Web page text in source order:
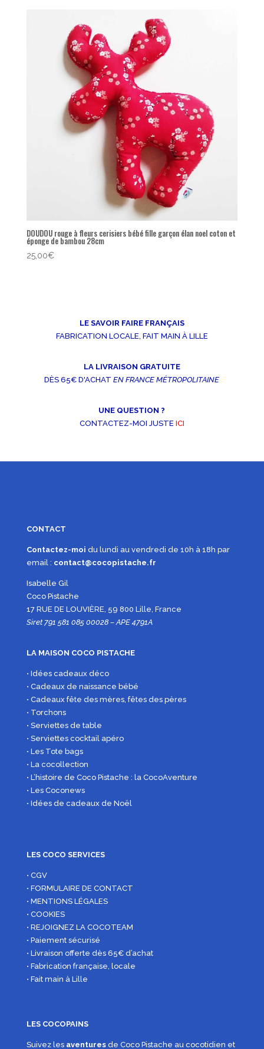
DOUDOU rouge à fleurs cerisiers bébé fille garçon élan noel coton et
éponge de bambou 28cm
25,00€
LE SAVOIR FAIRE FRANÇAIS
FABRICATION LOCALE, FAIT MAIN À LILLE
LA LIVRAISON GRATUITE
DÈS 65€ D'ACHATEN FRANCE MÉTROPOLITAINE
UNE QUESTION ?
CONTACTEZ-MOI JUSTE ICI
CONTACT
Contactez-moi du lundi au vendredi de 10h à 18h par
email : contact@cocopistache.fr
Isabelle Gil
Coco Pistache
17 RUE DE LOUVIÈRE, 59 800 Lille, France
Siret 791 581 085 00028 – APE 4791A
LA MAISON COCO PISTACHE
• Idées cadeaux déco
• Cadeaux de naissance bébé
• Cadeaux fête des mères, fêtes des pères
• Torchons
• Serviettes de table
• Serviettes cocktail apéro
• Les Tote bags
• La cocollection
• L’histoire de Coco Pistache : la CocoAventure
• Les Coconews
• Idées de cadeaux de Noël
LES COCO SERVICES
• CGV
• FORMULAIRE DE CONTACT
• MENTIONS LÉGALES
• COOKIES
• REJOIGNEZ LA COCOTEAM
• Paiement sécurisé
• Livraison offerte dès 65€ d’achat
• Fabrication française, locale
• Fait main à Lille
LES COCOPAINS
Suivez les aventuresde Coco Pistache au cocotidien et